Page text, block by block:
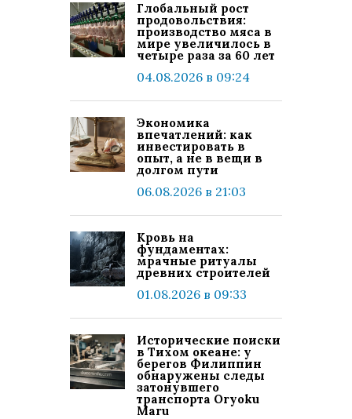
Глобальный рост
продовольствия:
производство мяса в
мире увеличилось в
четыре раза за 60 лет
04.08.2026 в 09:24
Экономика
впечатлений: как
инвестировать в
опыт, а не в вещи в
долгом пути
06.08.2026 в 21:03
Кровь на
фундаментах:
мрачные ритуалы
древних строителей
01.08.2026 в 09:33
Исторические поиски
в Тихом океане: у
берегов Филиппин
обнаружены следы
затонувшего
транспорта Oryoku
Maru